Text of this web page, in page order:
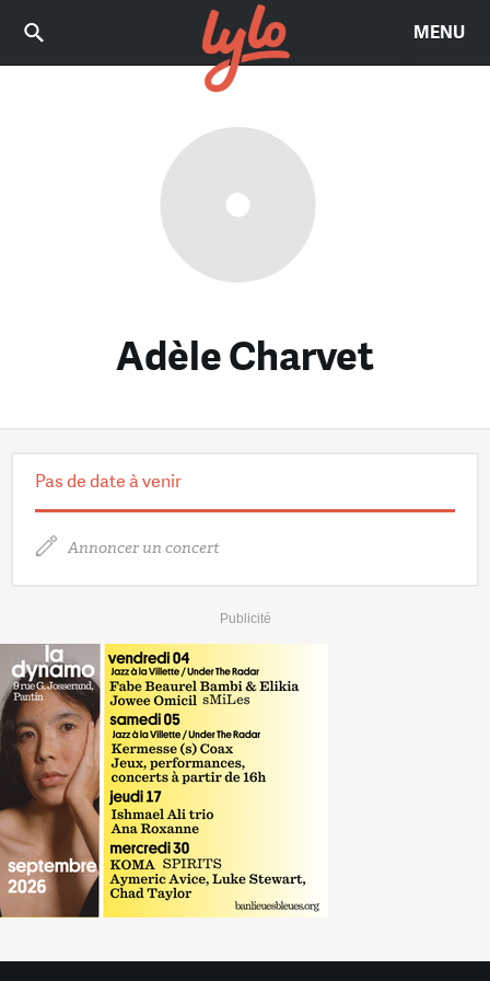
MENU
Adèle Charvet
Pas de date à venir
Annoncer un concert
Publicité